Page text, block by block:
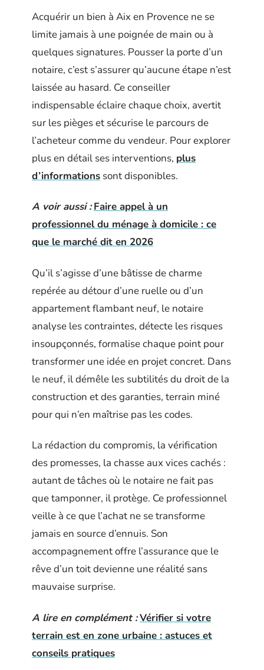
Acquérir un bien à Aix en Provence ne se
limite jamais à une poignée de main ou à
quelques signatures. Pousser la porte d’un
notaire, c’est s’assurer qu’aucune étape n’est
laissée au hasard. Ce conseiller
indispensable éclaire chaque choix, avertit
sur les pièges et sécurise le parcours de
l’acheteur comme du vendeur. Pour explorer
plus en détail ses interventions, plus
d’informations sont disponibles.
A voir aussi : Faire appel à un
professionnel du ménage à domicile : ce
que le marché dit en 2026
Qu’il s’agisse d’une bâtisse de charme
repérée au détour d’une ruelle ou d’un
appartement flambant neuf, le notaire
analyse les contraintes, détecte les risques
insoupçonnés, formalise chaque point pour
transformer une idée en projet concret. Dans
le neuf, il démêle les subtilités du droit de la
construction et des garanties, terrain miné
pour qui n’en maîtrise pas les codes.
La rédaction du compromis, la vérification
des promesses, la chasse aux vices cachés :
autant de tâches où le notaire ne fait pas
que tamponner, il protège. Ce professionnel
veille à ce que l’achat ne se transforme
jamais en source d’ennuis. Son
accompagnement offre l’assurance que le
rêve d’un toit devienne une réalité sans
mauvaise surprise.
A lire en complément :Vérifier si votre
terrain est en zone urbaine : astuces et
conseils pratiques